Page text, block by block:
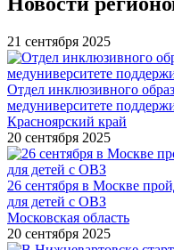
21 сентября 2025
Отдел инклюзивного
медуниверситете
Красноярский край
20 сентября 2025
26 сентября в Москве
для детей с ОВЗ
Московская область
20 сентября 2025